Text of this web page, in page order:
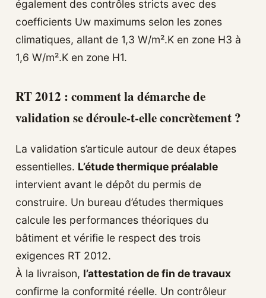
également des contrôles stricts avec des
coefficients Uw maximums selon les zones
climatiques, allant de 1,3 W/m².K en zone H3 à
1,6 W/m².K en zone H1.
RT 2012 : comment la démarche de
validation se déroule-t-elle concrètement ?
La validation s’articule autour de deux étapes
essentielles. L’étude thermique préalable
intervient avant le dépôt du permis de
construire. Un bureau d’études thermiques
calcule les performances théoriques du
bâtiment et vérifie le respect des trois
exigences RT 2012.
À la livraison, l’attestation de fin de travaux
confirme la conformité réelle. Un contrôleur